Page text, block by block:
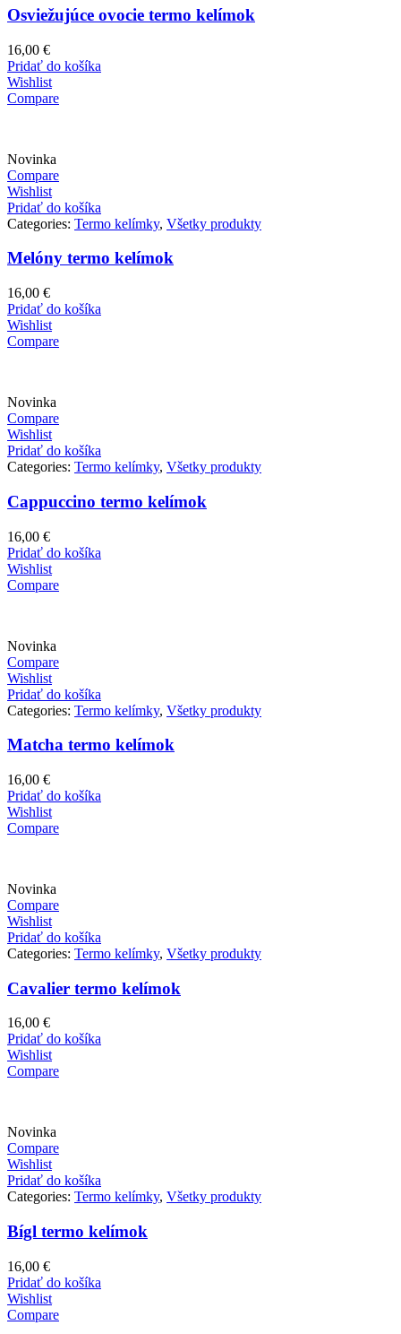
Osviežujúce ovocie termo kelímok
16,00 €
Pridať do košíka
Wishlist
Compare
Novinka
Compare
Wishlist
Pridať do košíka
Categories: Termo kelímky, Všetky produkty
Melóny termo kelímok
16,00 €
Pridať do košíka
Wishlist
Compare
Novinka
Compare
Wishlist
Pridať do košíka
Categories: Termo kelímky, Všetky produkty
Cappuccino termo kelímok
16,00 €
Pridať do košíka
Wishlist
Compare
Novinka
Compare
Wishlist
Pridať do košíka
Categories: Termo kelímky, Všetky produkty
Matcha termo kelímok
16,00 €
Pridať do košíka
Wishlist
Compare
Novinka
Compare
Wishlist
Pridať do košíka
Categories: Termo kelímky, Všetky produkty
Cavalier termo kelímok
16,00 €
Pridať do košíka
Wishlist
Compare
Novinka
Compare
Wishlist
Pridať do košíka
Categories: Termo kelímky, Všetky produkty
Bígl termo kelímok
16,00 €
Pridať do košíka
Wishlist
Compare